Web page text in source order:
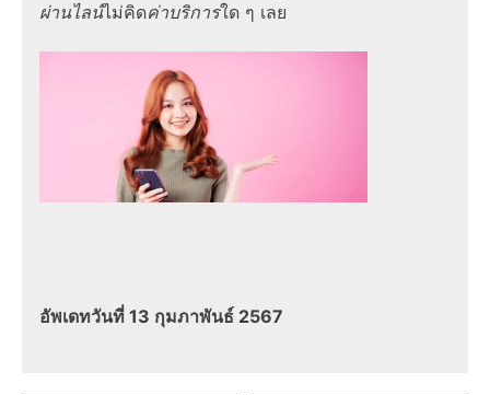
ผ่านไลน์ไม่คิดค่าบริการใด ๆ เลย
อัพเดทวันที่ 13 กุมภาพันธ์ 2567